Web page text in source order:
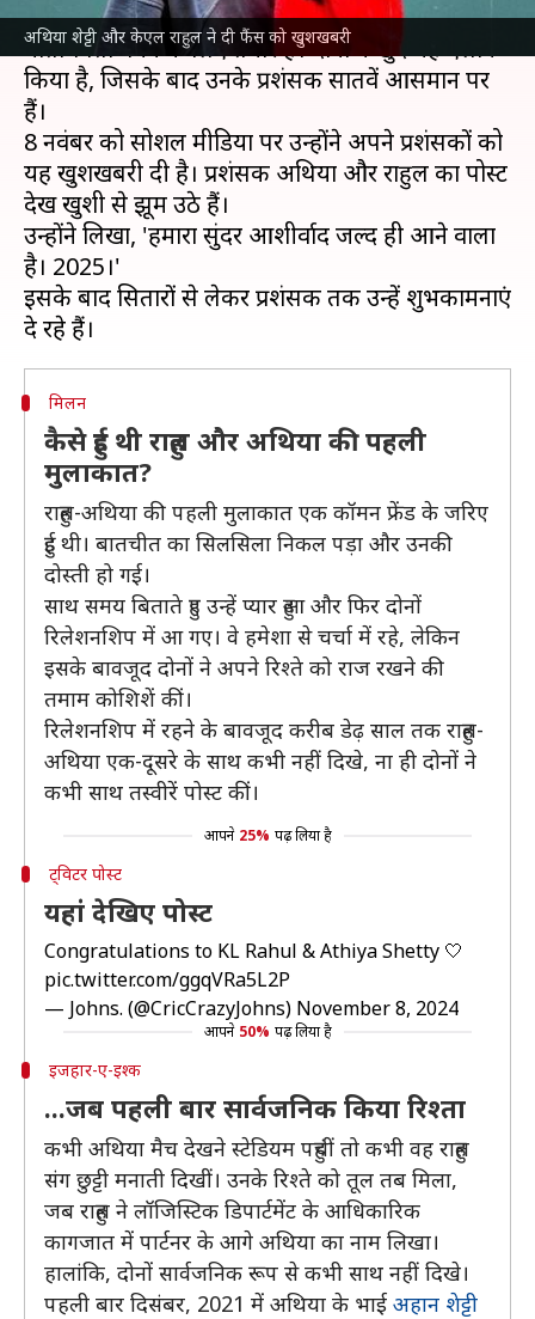
अथिया शेट्टी और केएल राहुल ने दी फैंस को खुशखबरी
सुनील शेट्टी की बेटीअथिया शेट्टीऔर क्रिकेटरकेएल राहुल
माता-पिता बनने के लिए तैयार हैं। दोनों ने खुद यह ऐलान
किया है, जिसके बाद उनके प्रशंसक सातवें आसमान पर
हैं।
8 नवंबर को सोशल मीडिया पर उन्होंने अपने प्रशंसकों को
यह खुशखबरी दी है। प्रशंसक अथिया और राहुल का पोस्ट
देख खुशी से झूम उठे हैं।
उन्होंने लिखा, 'हमारा सुंदर आशीर्वाद जल्द ही आने वाला
है। 2025।'
इसके बाद सितारों से लेकर प्रशंसक तक उन्हें शुभकामनाएं
मिलन
कैसे हुई थी राहुल और अथिया की पहली
मुलाकात?
राहुल-अथिया की पहली मुलाकात एक कॉमन फ्रेंड के जरिए
हुई थी। बातचीत का सिलसिला निकल पड़ा और उनकी
दोस्ती हो गई।
साथ समय बिताते हुए उन्हें प्यार हुआ और फिर दोनों
रिलेशनशिप में आ गए। वे हमेशा से चर्चा में रहे, लेकिन
इसके बावजूद दोनों ने अपने रिश्ते को राज रखने की
तमाम कोशिशें कीं।
रिलेशनशिप में रहने के बावजूद करीब डेढ़ साल तक राहुल-
अथिया एक-दूसरे के साथ कभी नहीं दिखे, ना ही दोनों ने
कभी साथ तस्वीरें पोस्ट कीं।
आपने 25% पढ़ लिया है
ट्विटर पोस्ट
यहां देखिए पोस्ट
Congratulations to KL Rahul & Athiya Shetty 🤍
pic.twitter.com/ggqVRa5L2P
— Johns. (@CricCrazyJohns) November 8, 2024
आपने 50% पढ़ लिया है
इजहार-ए-इश्क
...जब पहली बार सार्वजनिक किया रिश्ता
कभी अथिया मैच देखने स्टेडियम पहुंचीं तो कभी वह राहुल
संग छुट्टी मनाती दिखीं। उनके रिश्ते को तूल तब मिला,
जब राहुल ने लॉजिस्टिक डिपार्टमेंट के आधिकारिक
कागजात में पार्टनर के आगे अथिया का नाम लिखा।
हालांकि, दोनों सार्वजनिक रूप से कभी साथ नहीं दिखे।
पहली बार दिसंबर, 2021 में अथिया के भाई अहान शेट्टी